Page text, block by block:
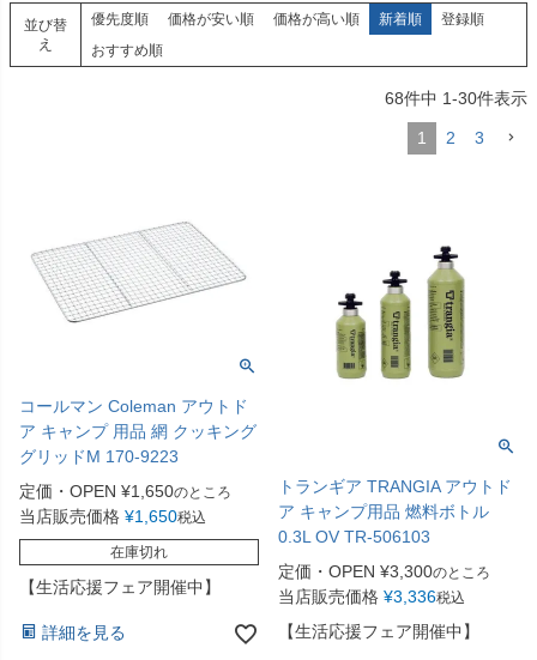
並び替
え
優先度順 価格が安い順 価格が高い順 新着順
登録順
おすすめ順
68件中 1-30件表示
1 2 3
コールマン Coleman アウトド
ア キャンプ 用品 網 クッキング
グリッドM 170-9223
定価・OPEN ¥1,650のところ
当店販売価格 ¥1,650税込
在庫切れ
【生活応援フェア開催中】
詳細を見る
トランギア TRANGIA アウトド
ア キャンプ用品 燃料ボトル
0.3L OV TR-506103
定価・OPEN ¥3,300のところ
当店販売価格 ¥3,336税込
【生活応援フェア開催中】